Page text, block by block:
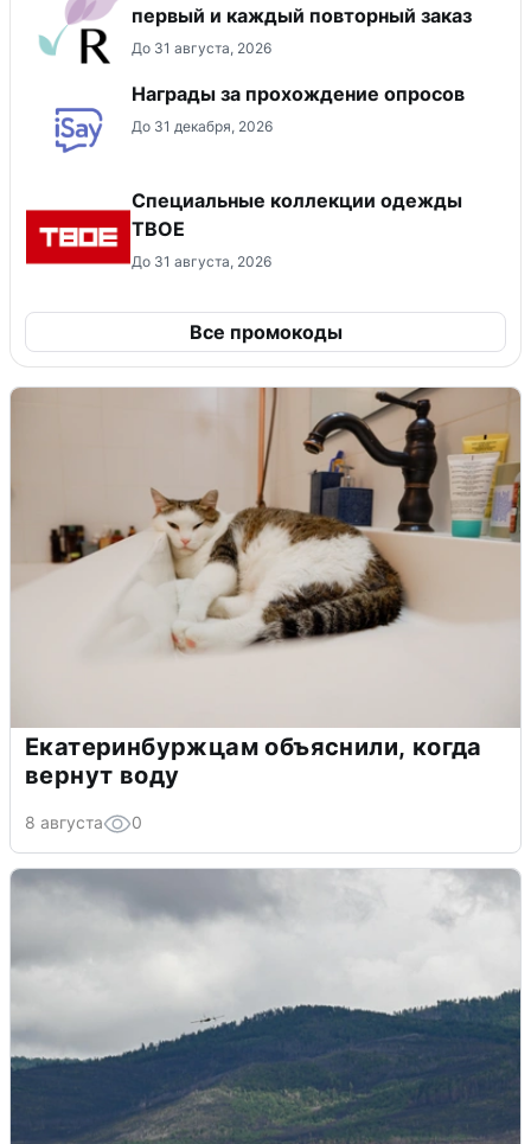
первый и каждый повторный заказ
До 31 августа, 2026
Награды за прохождение опросов
До 31 декабря, 2026
Специальные коллекции одежды
ТВОЕ
До 31 августа, 2026
Все промокоды
Екатеринбуржцам объяснили, когда
вернут воду
8 августа 0